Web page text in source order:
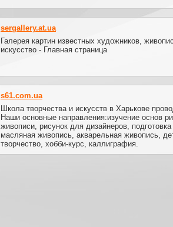
sergallery.at.ua
Галерея картин известных художников,
искусство - Главная страница
s61.com.ua
Школа творчества и искусств в Харькове
Наши основные направления:изучение основ
живописи, рисунок для дизайнеров,
масляная живопись, акварельная живопись,
творчество, хобби-курс, каллиграфия.